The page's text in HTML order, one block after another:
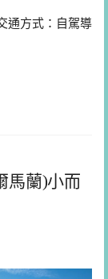
通方式：自駕導
馬蘭)小而